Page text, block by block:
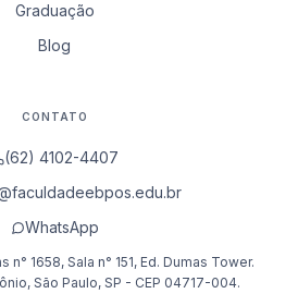
Graduação
Blog
CONTATO
(62) 4102-4407
WhatsApp
n° 1658, Sala n° 151, Ed. Dumas Tower.
São Paulo, SP - CEP 04717-004.